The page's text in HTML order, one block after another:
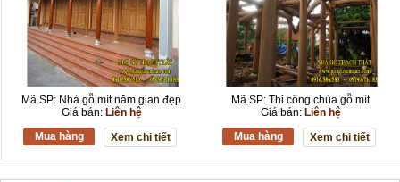
Mã SP: Nhà gỗ mít năm gian đẹp
Giá bán: Liên hệ
Mua hàng
Xem chi tiết
Mã SP: Thi công chùa gỗ mít
Giá bán: Liên hệ
Mua hàng
Xem chi tiết